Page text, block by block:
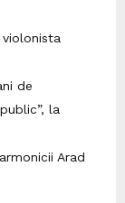
violonista
de
la
Arad